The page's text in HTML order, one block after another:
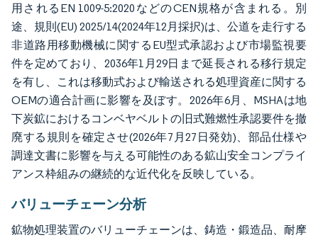
用されるEN 1009-5:2020などのCEN規格が含まれる。別
途、規則(EU) 2025/14(2024年12月採択)は、公道を走行する
非道路用移動機械に関するEU型式承認および市場監視要
件を定めており、2036年1月29日まで延長される移行規定
を有し、これは移動式および輸送される処理資産に関する
OEMの適合計画に影響を及ぼす。2026年6月、MSHAは地
下炭鉱におけるコンベヤベルトの旧式難燃性承認要件を撤
廃する規則を確定させ(2026年7月27日発効)、部品仕様や
調達文書に影響を与える可能性のある鉱山安全コンプライ
アンス枠組みの継続的な近代化を反映している。
バリューチェーン分析
鉱物処理装置のバリューチェーンは、鋳造・鍛造品、耐摩